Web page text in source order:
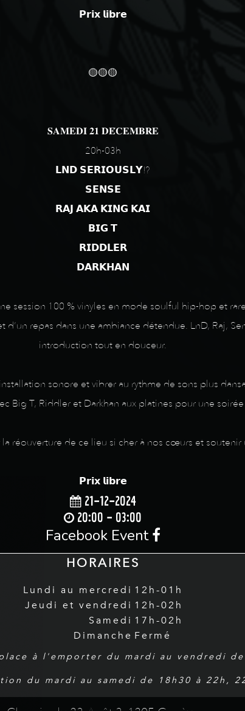
𝗣𝗿𝗶𝘅 𝗹𝗶𝗯𝗿𝗲
🟡🟡🟡
𝐒𝐀𝐌𝐄𝐃𝐈 𝟐𝟏 𝐃𝐄́𝐂𝐄𝐌𝐁𝐑𝐄
20h-03h
𝗟𝗡𝗗 𝗦𝗘𝗥𝗜𝗢𝗨𝗦𝗟𝗬!?
𝗦𝗘𝗡𝗦𝗘
𝗥𝗔𝗝 𝗔𝗞𝗔 𝗞𝗜𝗡𝗚 𝗞𝗔𝗜
𝗕𝗜𝗚 𝗧
𝗥𝗜𝗗𝗗𝗟𝗘𝗥
𝗗𝗔𝗥𝗞𝗛𝗔𝗡
session 100 % vinyles en mode soulful hip-hop et
repas dans une ambiance détendue. LnD, Raj,
introduction tout en douceur.
sonore et vibrer au rythme de sons plus
Big T, Riddler et Darkhan aux platines pour une
réouverture de ce lieu si cher à nos cœurs et soutenir
𝗣𝗿𝗶𝘅 𝗹𝗶𝗯𝗿𝗲
21-12-2024
20:00 - 03:00
Facebook Event
HORAIRES
Lundi au mercredi
Jeudi et vendredi
Samedi
Dimanche
12h-01h
12h-02h
17h-02h
Fermé
à l'emporter du mardi au vendredi de
du mardi au samedi de 18h30 à 22h,